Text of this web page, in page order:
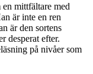
mittfältare med
är inte en ren
är den sortens
desperat efter.
på nivåer som